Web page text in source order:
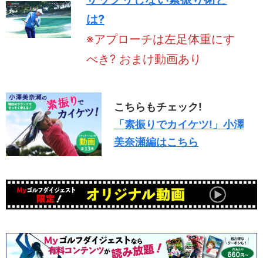
は?
※アプローチは左足体重にす
べき? おまけ動画あり
こちらもチェック!
「素振りでカイケツ!」小澤
美奈瀬編はこちら